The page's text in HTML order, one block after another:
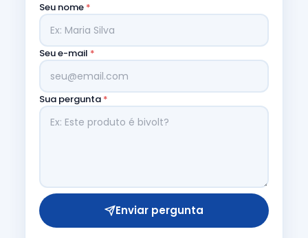
Seu nome *
Seu e-mail *
Sua pergunta *
Enviar pergunta